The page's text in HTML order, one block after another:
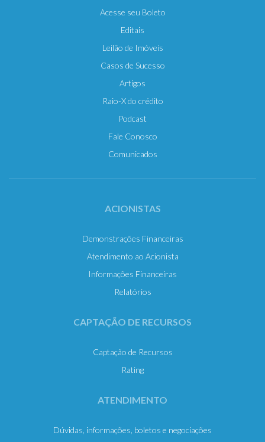
Acesse seu Boleto
Editais
Leilão de Imóveis
Casos de Sucesso
Artigos
Raio-X do crédito
Podcast
Fale Conosco
Comunicados
ACIONISTAS
Demonstrações Financeiras
Atendimento ao Acionista
Informações Financeiras
Relatórios
CAPTAÇÃO DE RECURSOS
Captação de Recursos
Rating
ATENDIMENTO
Dúvidas, informações, boletos e negociações